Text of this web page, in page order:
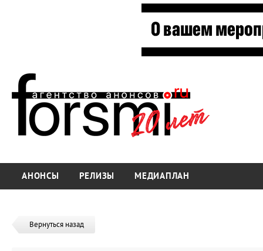
АНОНСЫ РЕЛИЗЫ МЕДИАПЛАН
Вернуться назад